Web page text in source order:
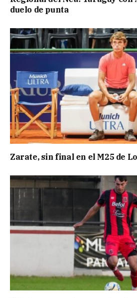
duelo de punta
Zarate, sin final en el M25 de